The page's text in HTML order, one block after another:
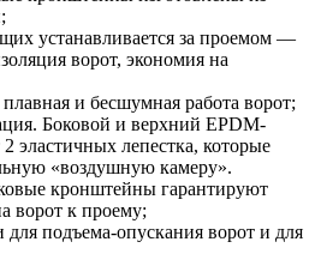
устанавливается за проемом —
ворот, экономия на
и бесшумная работа ворот;
Боковой и верхний EPDM-
эластичных лепестка, которые
«воздушную камеру».
кронштейны гарантируют
ворот к проему;
для подъема-опускания ворот и для
замка;